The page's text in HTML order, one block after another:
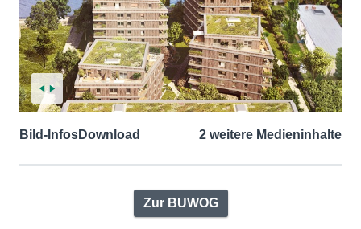
Bild-InfosDownload 2 weitere Medieninhalte
Zur BUWOG